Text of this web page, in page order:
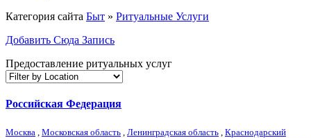
Категория сайта Быт » Ритуальные Услуги
Добавить Сюда Запись
Предоставление ритуальных услуг
Российская Федерация
Москва Московская область Ленинградская область Краснодарский